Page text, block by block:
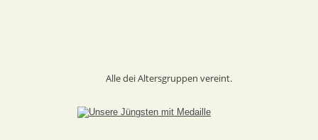
Alle dei Altersgruppen vereint.